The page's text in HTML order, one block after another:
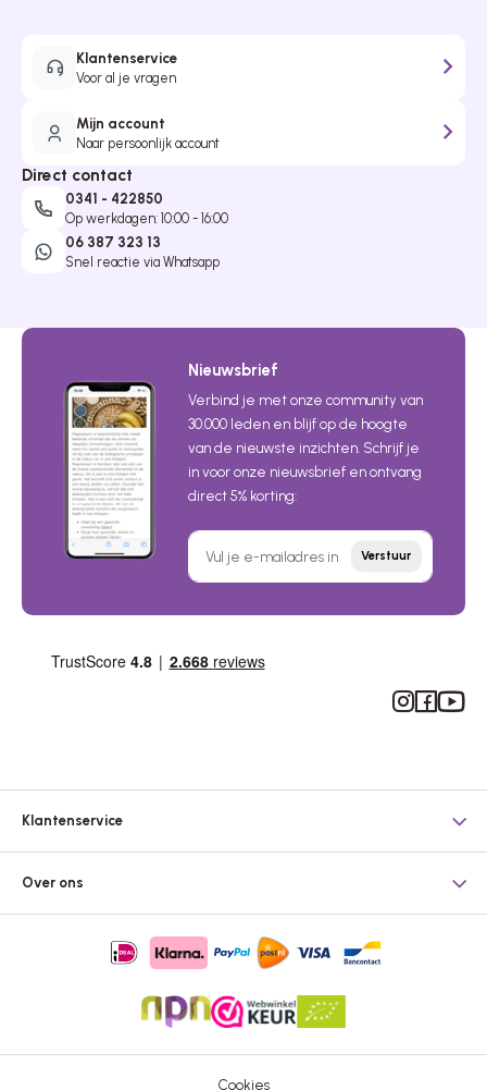
Klantenservice
Voor al je vragen
Mijn account
Naar persoonlijk account
Direct contact
0341 - 422850
Op werkdagen: 10:00 - 16:00
06 387 323 13
Snel reactie via Whatsapp
Nieuwsbrief
Verbind je met onze community van
30.000 leden en blijf op de hoogte
van de nieuwste inzichten. Schrijf je
in voor onze nieuwsbrief en ontvang
direct 5% korting:
Verstuur
Instagram
Facebook
Klantenservice
Over ons
Cookies